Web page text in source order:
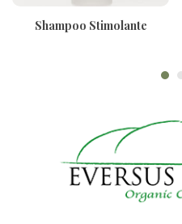
Shampoo Stimolante